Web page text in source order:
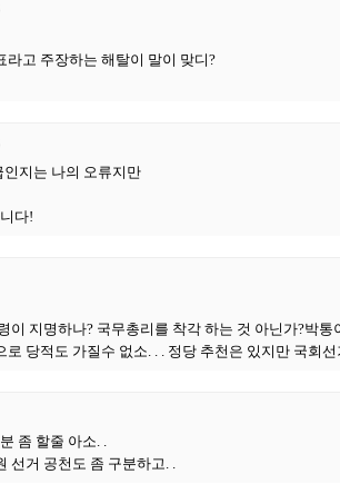
라고 주장하는 해탈이 말이 맞디?
지는 나의 오류지만
다!
이 지명하나? 국무총리를 착각 하는 것 아닌가?박통
로 당적도 가질수 없소. . . 정당 추천은 있지만 국회
좀 할줄 아소. .
선거 공천도 좀 구분하고. .